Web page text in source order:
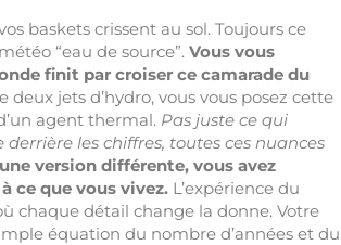
baskets crissent au sol. Toujours ce
“eau de source”. Vous vous
finit par croiser ce camarade du
deux jets d’hydro, vous vous posez cette
agent thermal. Pas juste ce qui
les chiffres, toutes ces nuances
version différente, vous avez
ce que vous vivez. L’expérience du
chaque détail change la donne. Votre
équation du nombre d’années et du